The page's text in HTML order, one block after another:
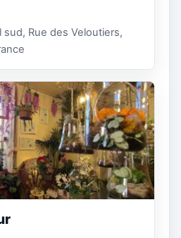
Rue des Veloutiers,